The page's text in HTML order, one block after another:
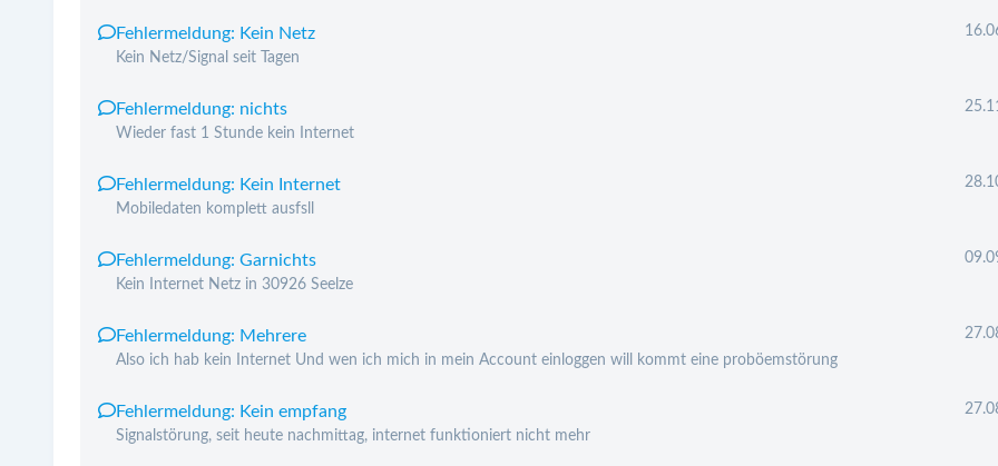
Fehlermeldung: Kein Netz
Kein Netz/Signal seit Tagen
Fehlermeldung: nichts
Wieder fast 1 Stunde kein Internet
Fehlermeldung: Kein Internet
Mobiledaten komplett ausfsll
Fehlermeldung: Garnichts
Kein Internet Netz in 30926 Seelze
Fehlermeldung: Mehrere
Also ich hab kein Internet Und wen ich mich in mein Account einloggen will kommt eine proböemstörung
Fehlermeldung: Kein empfang
Signalstörung, seit heute nachmittag, internet funktioniert nicht mehr